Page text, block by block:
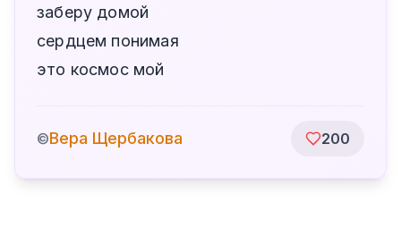
заберу домой
сердцем понимая
это космос мой
©Вера Щербакова 200